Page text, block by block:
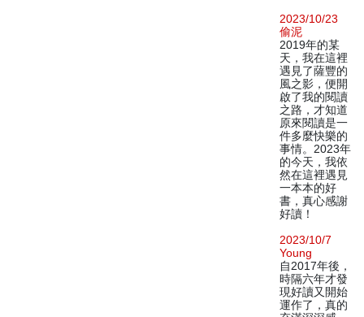
2023/10/23
偷泥
2019年的某
天，我在這裡
遇見了薩豐的
風之影，便開
啟了我的閱讀
之路，才知道
原來閱讀是一
件多麼快樂的
事情。2023年
的今天，我依
然在這裡遇見
一本本的好
書，真心感謝
好讀！
2023/10/7
Young
自2017年後，
時隔六年才發
現好讀又開始
運作了，真的